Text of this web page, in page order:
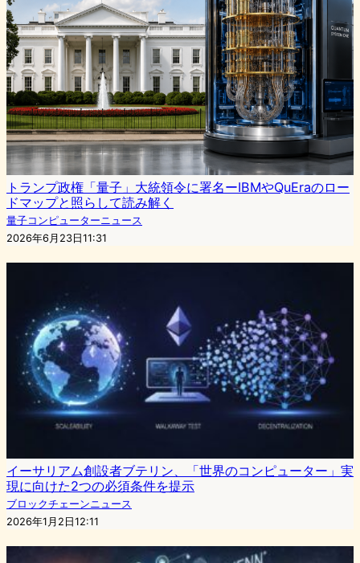
トランプ政権「量子」大統領令に署名ーIBMやQuEraのロー
ドマップと照らして読み解く
量子コンピューターニュース
2026年6月23日11:31
イーサリアム創設者ブテリン、「世界のコンピューター」実
現に向けた2つの必須条件を提示
ブロックチェーンニュース
2026年1月2日12:11